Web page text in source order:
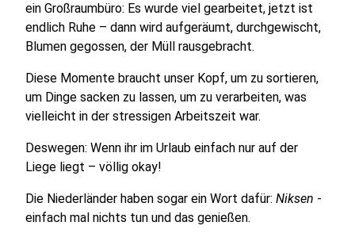
ein Großraumbüro: Es wurde viel gearbeitet, jetzt ist
endlich Ruhe – dann wird aufgeräumt, durchgewischt,
Blumen gegossen, der Müll rausgebracht.
Diese Momente braucht unser Kopf, um zu sortieren,
um Dinge sacken zu lassen, um zu verarbeiten, was
vielleicht in der stressigen Arbeitszeit war.
Deswegen: Wenn ihr im Urlaub einfach nur auf der
Liege liegt – völlig okay!
Die Niederländer haben sogar ein Wort dafür: Niksen -
einfach mal nichts tun und das genießen.